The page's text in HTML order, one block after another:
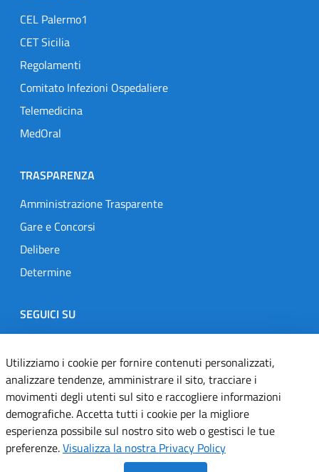
CEL Palermo1
CET Sicilia
Regolamenti
Comitato Infezioni Ospedaliere
Telemedicina
MedOral
TRASPARENZA
Amministrazione Trasparente
Gare e Concorsi
Delibere
Determine
SEGUICI SU
Designers Italia
TwitterInstagramYoutubeLinkedin
Dichiarazione di accessibilità
Informativa cookie
Utilizziamo i cookie per fornire contenuti personalizzati,
analizzare tendenze, amministrare il sito, tracciare i
movimenti degli utenti sul sito e raccogliere informazioni
demografiche. Accetta tutti i cookie per la migliore
esperienza possibile sul nostro sito web o gestisci le tue
preferenze.Visualizza la nostra Privacy Policy